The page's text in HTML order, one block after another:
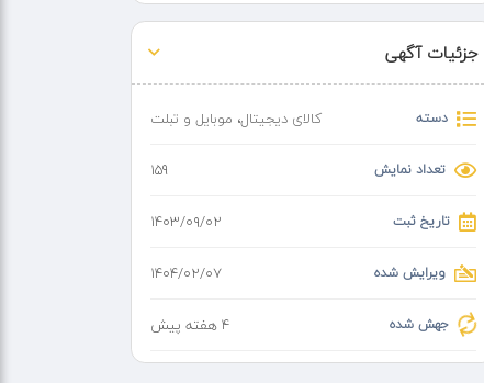
جزئیات آگهی
دسته کالای دیجیتال، موبایل و تبلت
تعداد نمایش 159
تاریخ ثبت ۱۴۰۳/۰۹/۰۲
ویرایش شده ۱۴۰۴/۰۲/۰۷
جهش شده 4 هفته پیش